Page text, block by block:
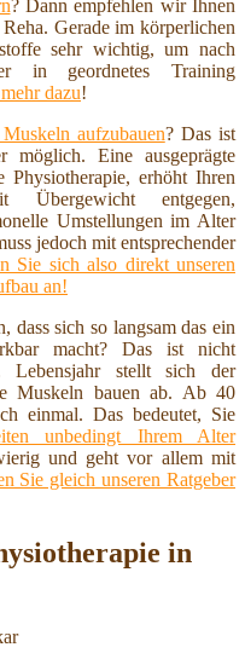
? Dann empfehlen wir Ihnen
Gerade im körperlichen
sehr wichtig, um nach
in geordnetes Training
dazu!
aufzubauen? Das ist
Eine ausgeprägte
Physiotherapie, erhöht Ihren
entgegen,
Umstellungen im Alter
jedoch mit entsprechender
Sie sich also direkt unseren
an!
dass sich so langsam das ein
macht? Das ist nicht
Lebensjahr stellt sich der
Muskeln bauen ab. Ab 40
einmal. Das bedeutet, Sie
unbedingt Ihrem Alter
und geht vor allem mit
Sie gleich unseren Ratgeber
in